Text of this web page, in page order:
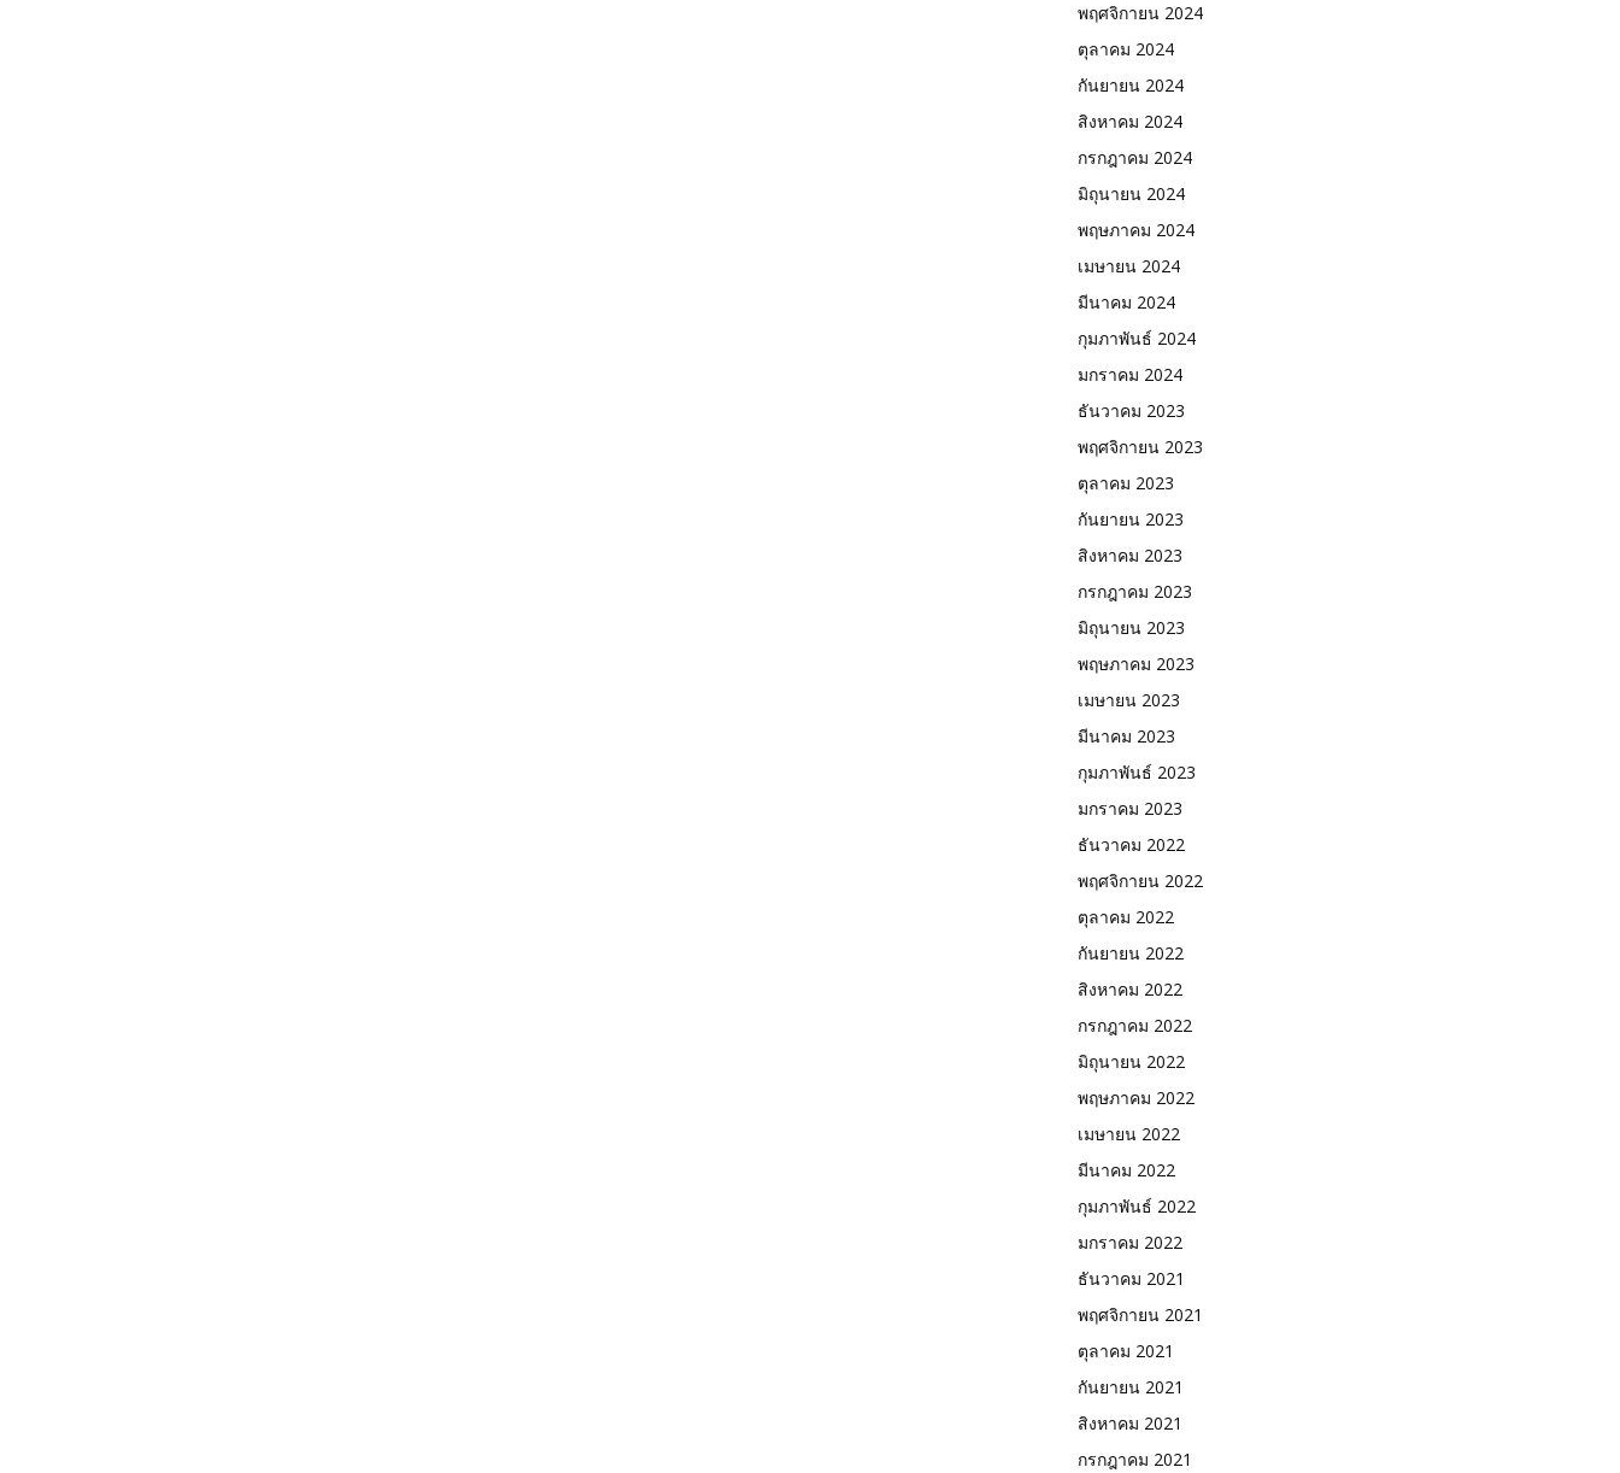
พฤศจิกายน 2024
ตุลาคม 2024
กันยายน 2024
สิงหาคม 2024
กรกฎาคม 2024
มิถุนายน 2024
พฤษภาคม 2024
เมษายน 2024
มีนาคม 2024
กุมภาพันธ์ 2024
มกราคม 2024
ธันวาคม 2023
พฤศจิกายน 2023
ตุลาคม 2023
กันยายน 2023
สิงหาคม 2023
กรกฎาคม 2023
มิถุนายน 2023
พฤษภาคม 2023
เมษายน 2023
มีนาคม 2023
กุมภาพันธ์ 2023
มกราคม 2023
ธันวาคม 2022
พฤศจิกายน 2022
ตุลาคม 2022
กันยายน 2022
สิงหาคม 2022
กรกฎาคม 2022
มิถุนายน 2022
พฤษภาคม 2022
เมษายน 2022
มีนาคม 2022
กุมภาพันธ์ 2022
มกราคม 2022
ธันวาคม 2021
พฤศจิกายน 2021
ตุลาคม 2021
กันยายน 2021
สิงหาคม 2021
กรกฎาคม 2021